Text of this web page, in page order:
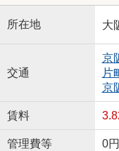
所在地 大
交通
京
片
京
賃料
管理費等 0円